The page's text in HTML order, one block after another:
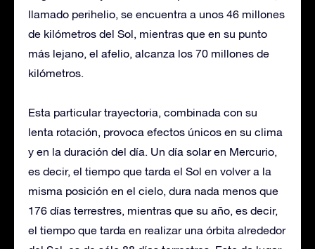
llamado perihelio, se encuentra a unos 46 millones
de kilómetros del Sol, mientras que en su punto
más lejano, el afelio, alcanza los 70 millones de
kilómetros.
Esta particular trayectoria, combinada con su
lenta rotación, provoca efectos únicos en su clima
y en la duración del día. Un día solar en Mercurio,
es decir, el tiempo que tarda el Sol en volver a la
misma posición en el cielo, dura nada menos que
176 días terrestres, mientras que su año, es decir,
el tiempo que tarda en realizar una órbita alrededor